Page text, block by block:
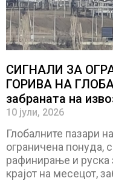
СИГНАЛИ ЗА
ГОРИВА НА
забраната на
одразува на
енергијата
10 јули, 2026
Глобалните пазари
ограничена понуда,
рафинирање и руска
крајот на месецот,